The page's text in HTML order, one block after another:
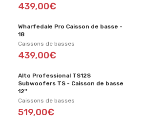
439,00€
Wharfedale Pro Caisson de basse -
18
Caissons de basses
439,00€
Alto Professional TS12S
Subwoofers TS - Caisson de basse
12''
Caissons de basses
519,00€